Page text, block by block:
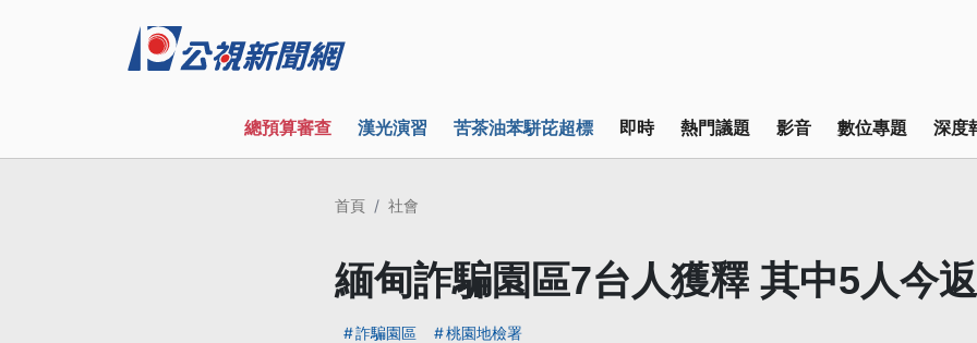
總預算審查 漢光演習 苦茶油苯駢芘超標 即時 熱門議題 影音 數位專題 深度
首頁 社會
緬甸詐騙園區7台人獲釋 其中5人今
詐騙園區 桃園地檢署